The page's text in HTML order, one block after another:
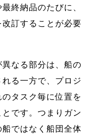
終納品のたびに、
訂することが必要
なる部分は、船の
る一方で、プロジ
タスク毎に位置を
です。つまりガン
船ではなく船団全体